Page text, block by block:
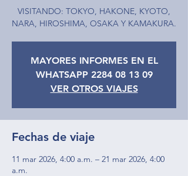
VISITANDO: TOKYO, HAKONE, KYOTO,
NARA, HIROSHIMA, OSAKA Y KAMAKURA.
MAYORES INFORMES EN EL
WHATSAPP 2284 08 13 09
VER OTROS VIAJES
Fechas de viaje
11 mar 2026, 4:00 a.m. – 21 mar 2026, 4:00
a.m.